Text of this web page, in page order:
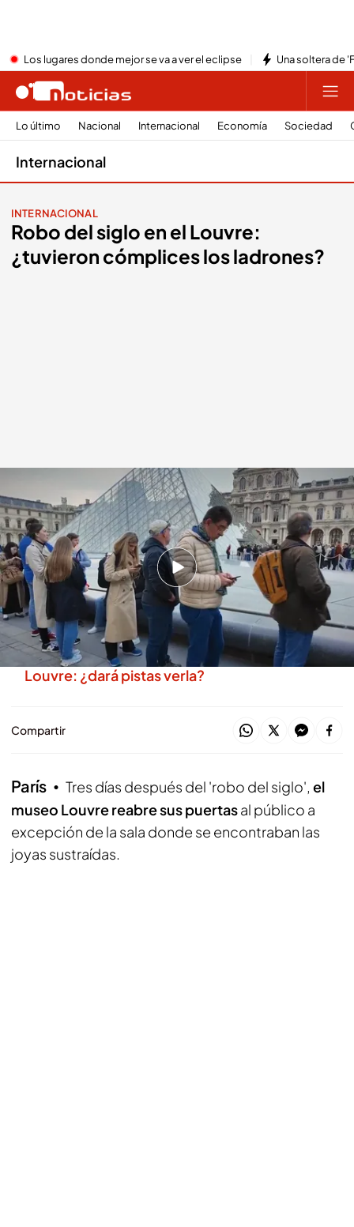
Los lugares donde mejor se va a ver el eclipse Una soltera de
Lo último Nacional Internacional Economía Sociedad
Internacional
INTERNACIONAL
Robo del siglo en el Louvre:
¿tuvieron cómplices los ladrones?
Largas colas en el museo Louvre en la reapertura tras 'el robo del siglo'.
Redacción digital Noticias Cuatro
Redacción digital Noticias Cuatro
22 OCT 2025 - 16:08h.
Las piezas sustraídas, valoradas en 88 millones
de euros, son las joyas de la corona de Francia
Lupin, la serie que pudo inspirar el robo del
Louvre: ¿dará pistas verla?
Compartir
París Tres días después del 'robo del siglo', el
museo Louvre reabre sus puertasal público a
excepción de la sala donde se encontraban las
joyas sustraídas.